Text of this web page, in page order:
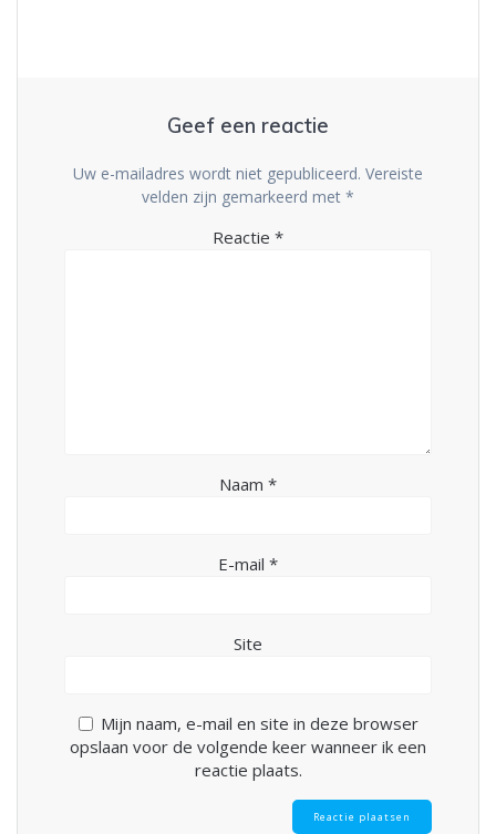
Geef een reactie
Uw e-mailadres wordt niet gepubliceerd. Vereiste
velden zijn gemarkeerd met *
Reactie *
Naam *
E-mail *
Site
Mijn naam, e-mail en site in deze browser
opslaan voor de volgende keer wanneer ik een
reactie plaats.